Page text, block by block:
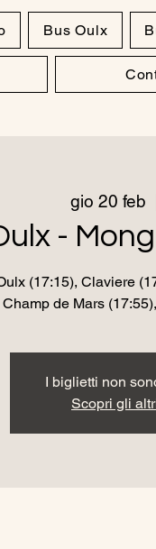
Bus Oulx
gio 20 feb
-
(17:15), Claviere
Champ de Mars
I biglietti non
Scopri gli